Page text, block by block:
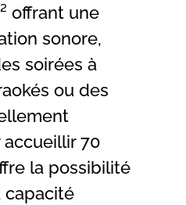
offrant une
sonore,
soirées à
ou des
70
la possibilité
capacité